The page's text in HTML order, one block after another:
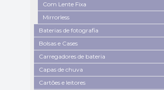
Com Lente Fixa
Mirrorless
Baterias de fotografia
Bolsas e Cases
Carregadores de bateria
Capas de chuva
Cartões e leitores